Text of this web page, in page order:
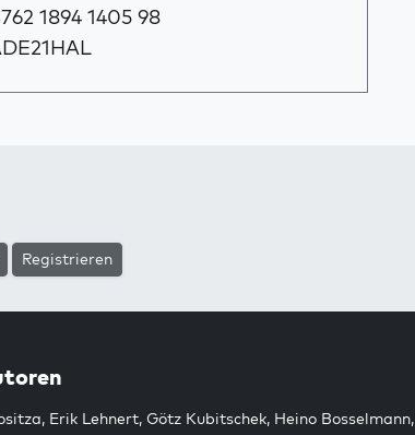
1894 1405 98
Registrieren
, Erik Lehnert, Götz Kubitschek, Heino Bosselmann,